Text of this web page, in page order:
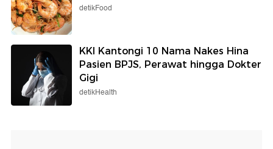
detikFood
KKI Kantongi 10 Nama Nakes Hina
Pasien BPJS, Perawat hingga Dokter
Gigi
detikHealth